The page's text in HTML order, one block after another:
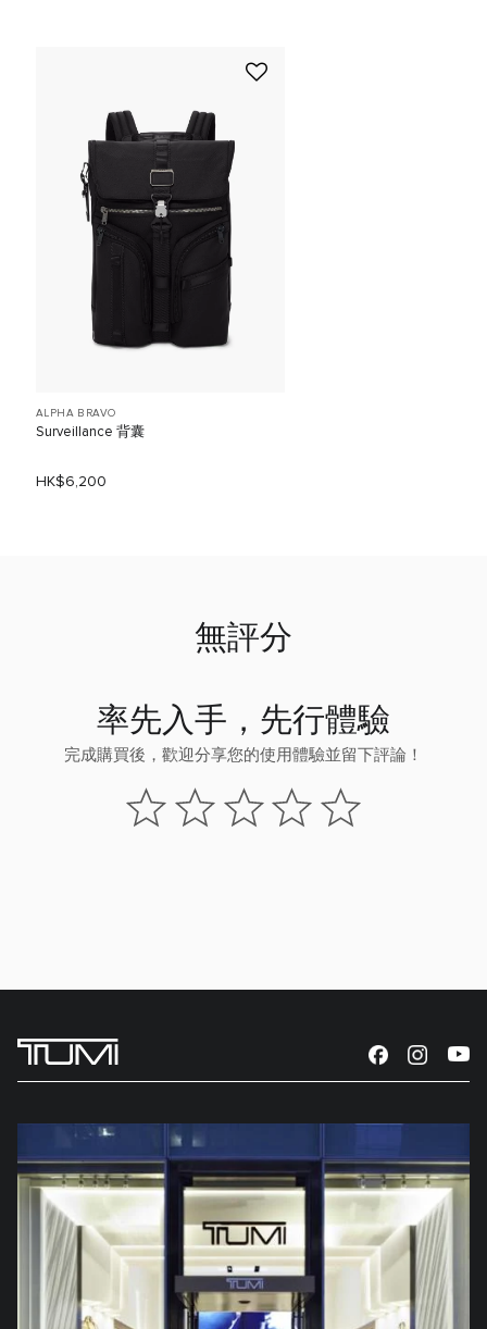
ALPHA BRAVO
Surveillance 背囊
HK$6,200
無評分
率先入手，先行體驗
完成購買後，歡迎分享您的使用體驗並留下評論！